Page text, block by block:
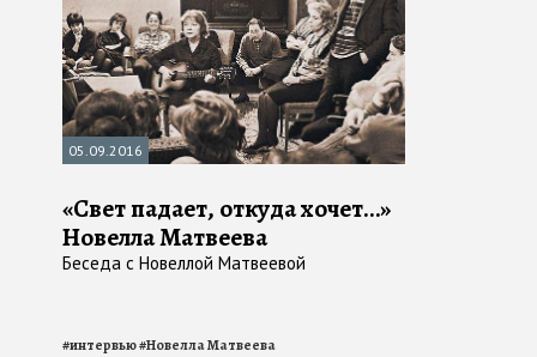
05.09.2016
«Свет падает, откуда хочет…»
Новелла Матвеева
Беседа с Новеллой Матвеевой
#интервью#Новелла Матвеева